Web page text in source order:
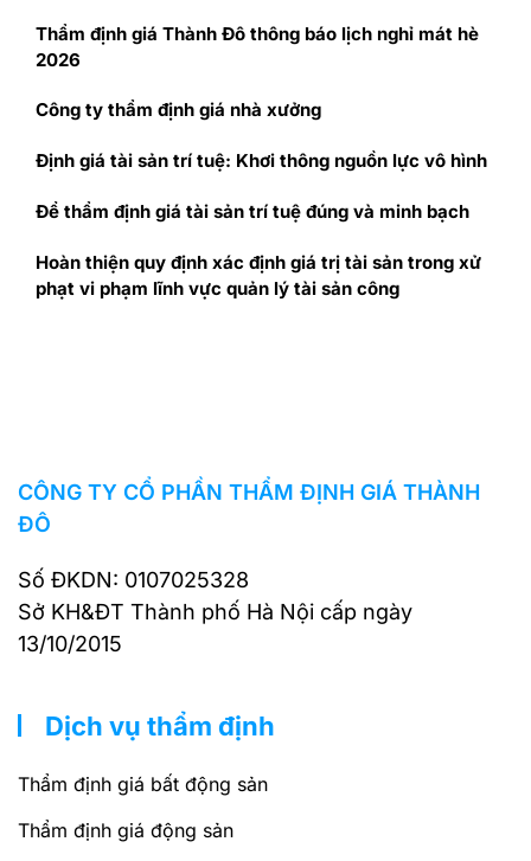
Thẩm định giá Thành Đô thông báo lịch nghỉ mát hè
2026
Công ty thẩm định giá nhà xưởng
Định giá tài sản trí tuệ: Khơi thông nguồn lực vô hình
Để thẩm định giá tài sản trí tuệ đúng và minh bạch
Hoàn thiện quy định xác định giá trị tài sản trong xử
phạt vi phạm lĩnh vực quản lý tài sản công
CÔNG TY CỔ PHẦN THẨM ĐỊNH GIÁ THÀNH
ĐÔ
Số ĐKDN: 0107025328
Sở KH&ĐT Thành phố Hà Nội cấp ngày
13/10/2015
Dịch vụ thẩm định
Thẩm định giá bất động sản
Thẩm định giá động sản